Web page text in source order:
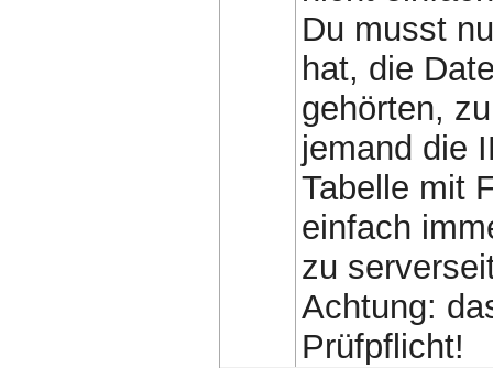
Du musst
hat, die
gehörten,
jemand die
Tabelle mit
einfach
zu
Achtung:
Prüfpflicht!